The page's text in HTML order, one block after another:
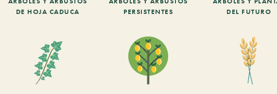
DE HOJA CADUCA
PERSISTENTES
DEL FUTURO